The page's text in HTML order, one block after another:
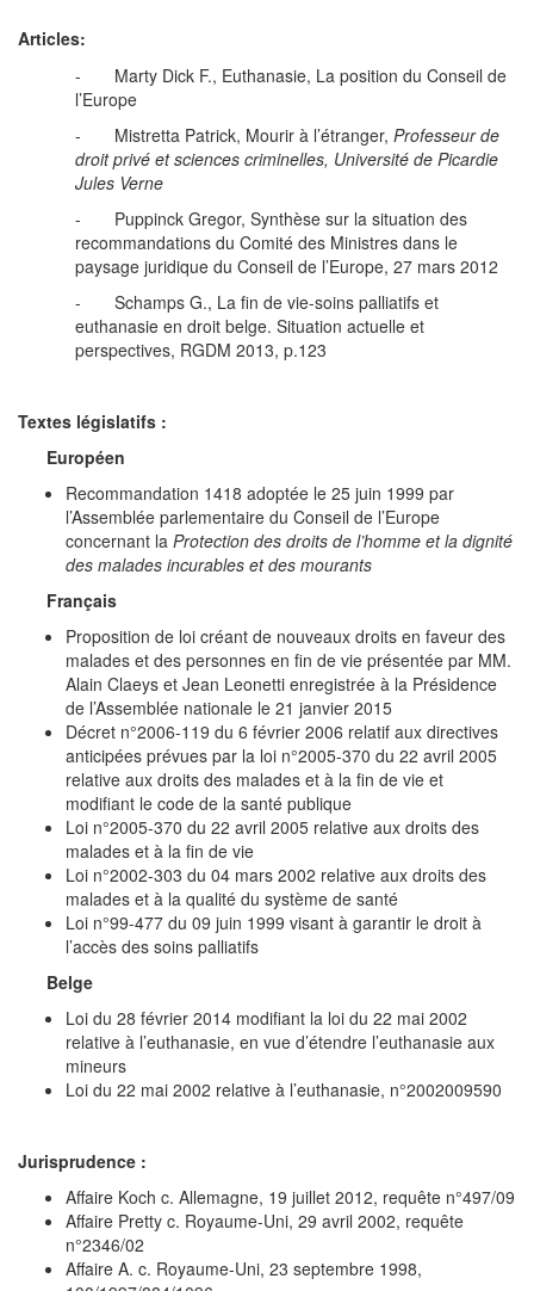
Articles:
- Marty Dick F., Euthanasie, La position du Conseil de
l’Europe
- Mistretta Patrick, Mourir à l’étranger, Professeur de
droit privé et sciences criminelles, Université de Picardie
Jules Verne
- Puppinck Gregor, Synthèse sur la situation des
recommandations du Comité des Ministres dans le
paysage juridique du Conseil de l’Europe, 27 mars 2012
- Schamps G., La fin de vie-soins palliatifs et
euthanasie en droit belge. Situation actuelle et
perspectives, RGDM 2013, p.123
Textes législatifs :
Européen
Recommandation 1418 adoptée le 25 juin 1999 par
l’Assemblée parlementaire du Conseil de l’Europe
concernant la Protection des droits de l’homme et la dignité
des malades incurables et des mourants
Français
Proposition de loi créant de nouveaux droits en faveur des
malades et des personnes en fin de vie présentée par MM.
Alain Claeys et Jean Leonetti enregistrée à la Présidence
de l’Assemblée nationale le 21 janvier 2015
Décret n°2006-119 du 6 février 2006 relatif aux directives
anticipées prévues par la loi n°2005-370 du 22 avril 2005
relative aux droits des malades et à la fin de vie et
modifiant le code de la santé publique
Loi n°2005-370 du 22 avril 2005 relative aux droits des
malades et à la fin de vie
Loi n°2002-303 du 04 mars 2002 relative aux droits des
malades et à la qualité du système de santé
Loi n°99-477 du 09 juin 1999 visant à garantir le droit à
l’accès des soins palliatifs
Belge
Loi du 28 février 2014 modifiant la loi du 22 mai 2002
relative à l’euthanasie, en vue d’étendre l’euthanasie aux
mineurs
Loi du 22 mai 2002 relative à l’euthanasie, n°2002009590
Jurisprudence :
Affaire Koch c. Allemagne, 19 juillet 2012, requête n°497/09
Affaire Pretty c. Royaume-Uni, 29 avril 2002, requête
n°2346/02
Affaire A. c. Royaume-Uni, 23 septembre 1998,